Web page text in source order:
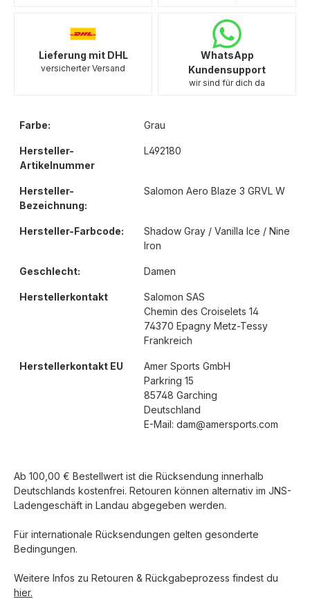
Lieferung mit DHL
versicherter Versand
WhatsApp
Kundensupport
wir sind für dich da
Farbe: Grau
Hersteller-
Artikelnummer
L492180
Hersteller-
Bezeichnung:
Salomon Aero Blaze 3 GRVL W
Hersteller-Farbcode:
Shadow Gray / Vanilla Ice / Nine
Iron
Geschlecht: Damen
Herstellerkontakt
Salomon SAS
Chemin des Croiselets 14
74370 Epagny Metz-Tessy
Frankreich
Herstellerkontakt EU
Amer Sports GmbH
Parkring 15
85748 Garching
Deutschland
E-Mail: dam@amersports.com
Ab 100,00 € Bestellwert ist die Rücksendung innerhalb
Deutschlands kostenfrei. Retouren können alternativ im JNS-
Ladengeschäft in Landau abgegeben werden.
Für internationale Rücksendungen gelten gesonderte
Bedingungen.
Weitere Infos zu Retouren & Rückgabeprozess findest du
hier.